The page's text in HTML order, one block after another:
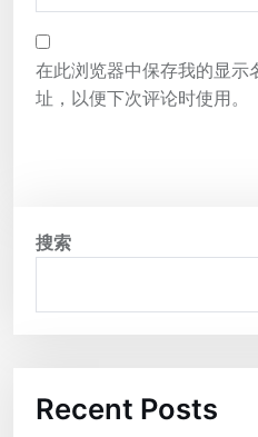
在此浏览器中保存我的显示
址，以便下次评论时使用。
搜索
Recent Posts